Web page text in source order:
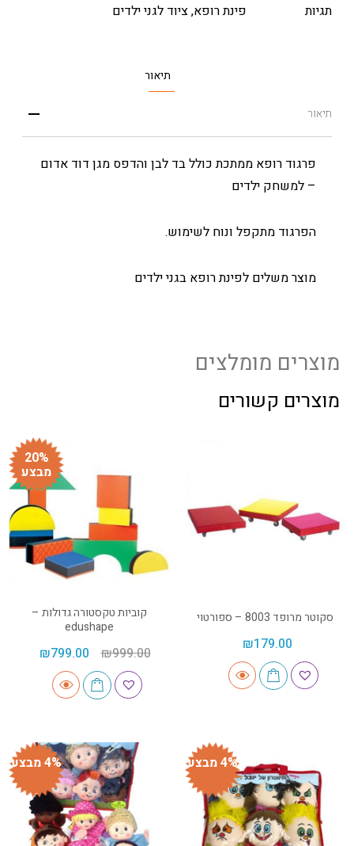
תגיות
פינת רופא,ציוד לגני ילדים
תיאור
תיאור
פרגוד רופא ממתכת כולל בד לבן והדפס מגן דוד אדום
– למשחק ילדים
הפרגוד מתקפל ונוח לשימוש.
מוצר משלים לפינת רופא בגני ילדים
מוצרים מומלצים
מוצרים קשורים
סקוטר מרופד 8003 – ספורטוי
₪179.00
20%
מבצע
קוביות טקסטורה גדולות –
edushape
₪999.00
₪799.00
4% מבצע 4% מבצע